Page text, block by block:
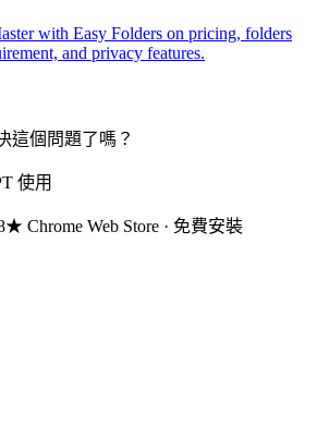
with Easy Folders on pricing, folders
and privacy features.
這個問題了嗎？
使用
Chrome Web Store · 免費安裝